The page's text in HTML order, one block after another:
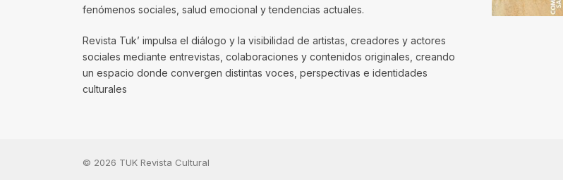
fenómenos sociales, salud emocional y tendencias actuales.
Revista Tuk’ impulsa el diálogo y la visibilidad de artistas, creadores y actores
sociales mediante entrevistas, colaboraciones y contenidos originales, creando
un espacio donde convergen distintas voces, perspectivas e identidades
culturales
© 2026 TUK Revista Cultural